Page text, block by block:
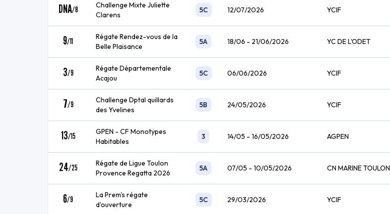
DNA/8
Challenge Mixte Juliette
Clarens
5C 12/07/2026 YCIF
9/11
Régate Rendez-vous de la
Belle Plaisance
5A 18/06 - 21/06/2026 YC DE L'ODET
3/9
Régate Départementale
Acajou
5C 06/06/2026 YCIF
7/9
Challenge Dptal quillards
des Yvelines
5B 24/05/2026 YCIF
13/15
GPEN - CF Monotypes
Habitables
3 14/05 - 16/05/2026 AGPEN
24/25
Régate de Ligue Toulon
Provence Regatta 2026
5A 07/05 - 10/05/2026 CN MARINE TOULON
6/9
La Prem's régate
d'ouverture
5C 29/03/2026 YCIF